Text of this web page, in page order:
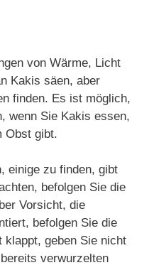
von Wärme, Licht
Kakis säen, aber
finden. Es ist möglich,
wenn Sie Kakis essen,
Obst gibt.
einige zu finden, gibt
befolgen Sie die
Vorsicht, die
befolgen Sie die
klappt, geben Sie nicht
verwurzelten